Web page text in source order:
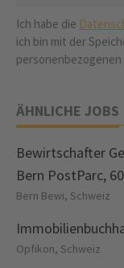
Ich habe die
ich bin mit der
ÄHNLICHE JOBS
Bewirtschafter
Bern PostParc,
Bern Bewi, Schweiz
Opfikon, Schweiz